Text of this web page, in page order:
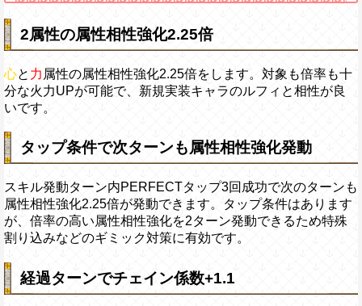
2属性の属性相性強化2.25倍
心と 力 属性の属性相性強化2.25倍をします。対象も倍率も十
分な火力UPが可能で、新規実装キャラのルフィと相性が良
いです。
タップ条件で次ターンも属性相性強化発動
スキル発動ターン内PERFECTタップ3回成功で次のターンも
属性相性強化2.25倍が発動できます。タップ条件はあります
が、倍率の高い属性相性強化を2ターン発動できるため特殊
割り込みなどのギミック対策に有効です。
経過ターンでチェイン係数+1.1